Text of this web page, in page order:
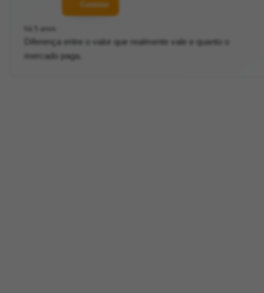
Contatar
Diferença entre o valor que realmente vale e quanto o
mercado paga.